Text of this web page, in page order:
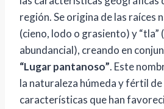
región. Se origina de las raíces
(cieno, lodo o grasiento) y “tla”
abundancial), creando en
“Lugar pantanoso”. Este
la naturaleza húmeda y fértil
características que han